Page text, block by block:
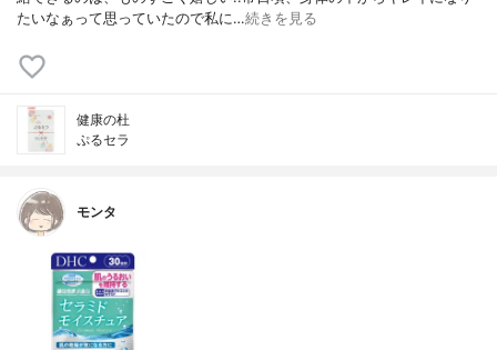
たいなぁって思っていたので私に…続きを見る
健康の杜
ぷるセラ
モンタ